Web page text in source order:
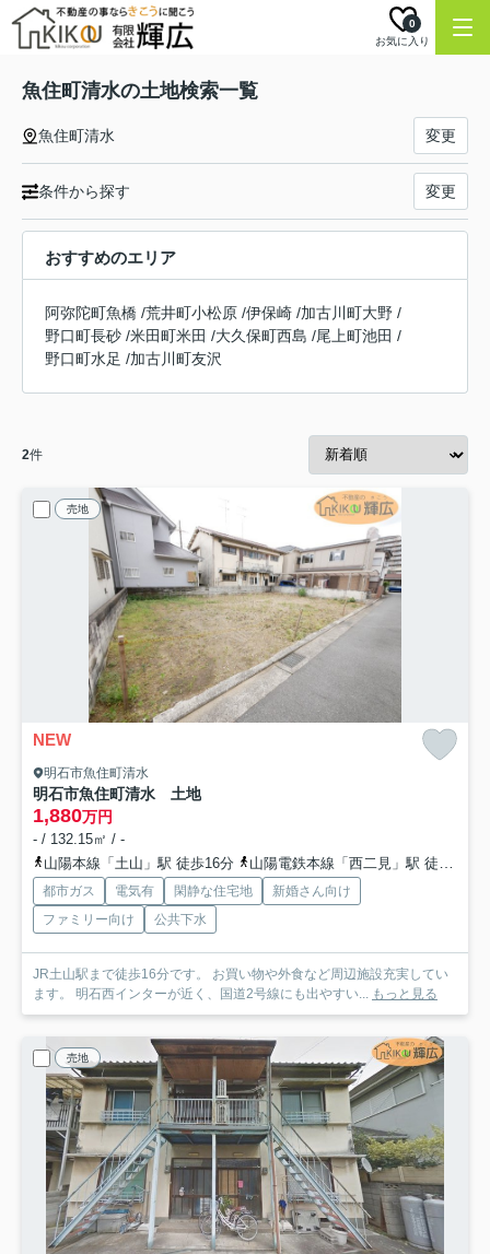
お気に入り
0
魚住町清水の土地検索一覧
魚住町清水 変更
条件から探す 変更
おすすめのエリア
阿弥陀町魚橋 /荒井町小松原 /伊保崎 /加古川町大野 /
野口町長砂 /米田町米田 /大久保町西島 /尾上町池田 /
野口町水足 /加古川町友沢
2件
売地
NEW
明石市魚住町清水
明石市魚住町清水 土地
1,880万円
- / 132.15㎡ / -
山陽本線「土山」駅 徒歩16分
山陽電鉄本線「西二見」駅 徒歩40分
都市ガス 電気有 閑静な住宅地
新婚さん向け
ファミリー向け
公共下水
JR土山駅まで徒歩16分です。 お買い物や外食など周辺施設充実してい
ます。 明石西インターが近く、国道2号線にも出やすい... もっと見る
売地